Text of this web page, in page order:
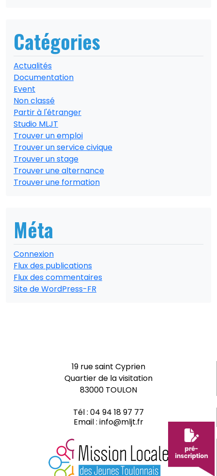
Catégories
Actualités
Documentation
Event
Non classé
Partir à l'étranger
Studio MLJT
Trouver un emploi
Trouver un service civique
Trouver un stage
Trouver une alternance
Trouver une formation
Méta
Connexion
Flux des publications
Flux des commentaires
Site de WordPress-FR
19 rue saint Cyprien
Quartier de la visitation
83000 TOULON
Tél : 04 94 18 97 77
Email : info@mljt.fr